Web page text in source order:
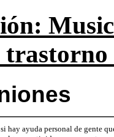
hay ayuda personal de gente